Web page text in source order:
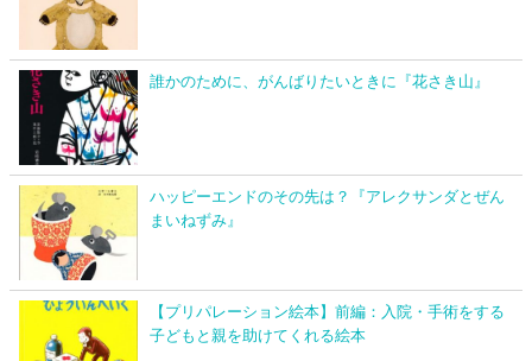
誰かのために、がんばりたいときに『花さき山』
ハッピーエンドのその先は？『アレクサンダとぜん
まいねずみ』
【プリパレーション絵本】前編：入院・手術をする
子どもと親を助けてくれる絵本